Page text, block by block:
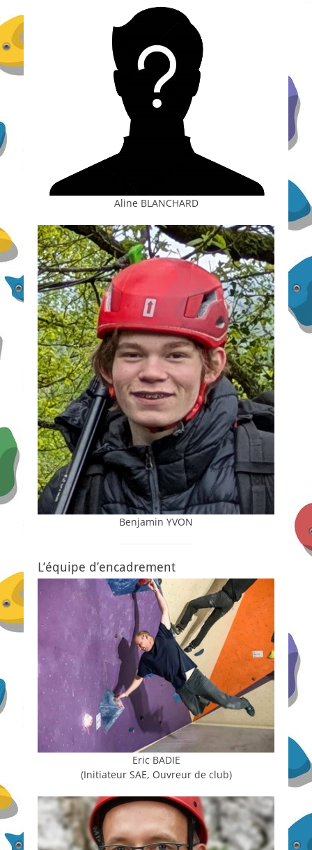
Aline BLANCHARD
Benjamin YVON
L’équipe d’encadrement
Eric BADIE
(Initiateur SAE, Ouvreur de club)